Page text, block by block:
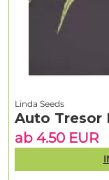
Linda Seeds
Auto Tresor
ab 4.50 EUR